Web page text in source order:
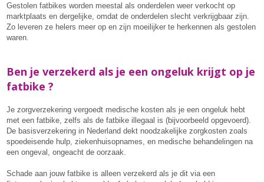
Gestolen fatbikes worden meestal als onderdelen weer verkocht op
marktplaats en dergelijke, omdat de onderdelen slecht verkrijgbaar zijn.
Zo leveren ze helers meer op en zijn moeilijker te herkennen als gestolen
waren.
Ben je verzekerd als je een ongeluk krijgt op je
fatbike ?
Je zorgverzekering vergoedt medische kosten als je een ongeluk hebt
met een fatbike, zelfs als de fatbike illegaal is (bijvoorbeeld opgevoerd).
De basisverzekering in Nederland dekt noodzakelijke zorgkosten zoals
spoedeisende hulp, ziekenhuisopnames, en medische behandelingen na
een ongeval, ongeacht de oorzaak.
Schade aan jouw fatbike is alleen verzekerd als je dit via een